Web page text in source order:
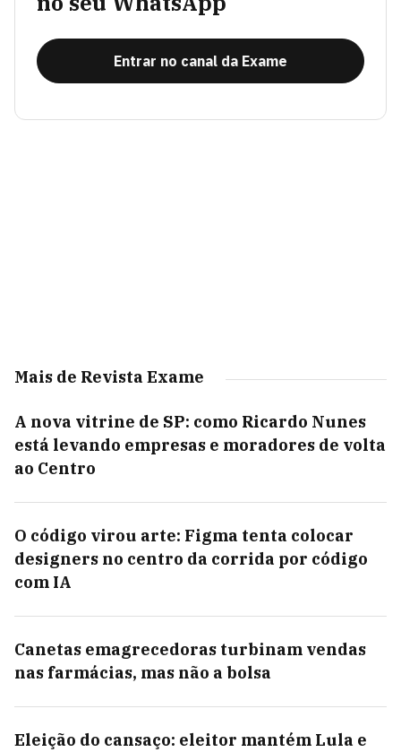
Entrar no canal da Exame
Mais de Revista Exame
A nova vitrine de SP: como Ricardo Nunes
está levando empresas e moradores de volta
ao Centro
O código virou arte: Figma tenta colocar
designers no centro da corrida por código
com IA
Canetas emagrecedoras turbinam vendas
nas farmácias, mas não a bolsa
Eleição do cansaço: eleitor mantém Lula e